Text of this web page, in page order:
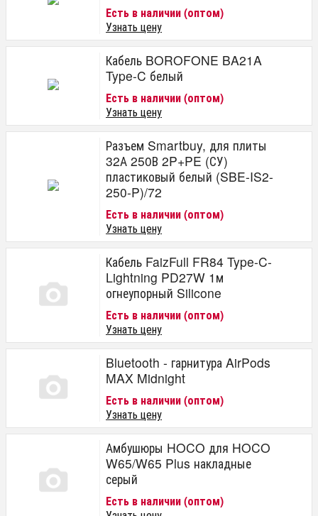
Есть в наличии (оптом)
Узнать цену
Кабель BOROFONE BA21A
Type-C белый
Есть в наличии (оптом)
Узнать цену
Разъем Smartbuy, для плиты
32А 250В 2P+PE (СУ)
пластиковый белый (SBE-IS2-
250-P)/72
Есть в наличии (оптом)
Узнать цену
Кабель FaizFull FR84 Type-C-
Lightning PD27W 1м
огнеупорный Silicone
Есть в наличии (оптом)
Узнать цену
Bluetooth - гарнитура AirPods
MAX Midnight
Есть в наличии (оптом)
Узнать цену
Амбушюры HOCO для HOCO
W65/W65 Plus накладные
серый
Есть в наличии (оптом)